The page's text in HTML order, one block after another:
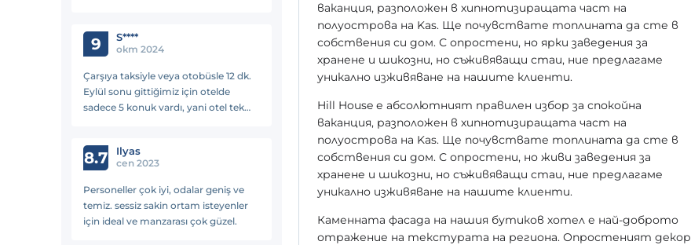
göz önünde bulundurularak.
9 S****
окт 2024
Çarşıya taksiyle veya otobüsle 12 dk.
Eylül sonu gittiğimiz için otelde
sadece 5 konuk vardı, yani otel tek
konumu müthiş
8.7 Ilyas
сеп 2023
Personeller çok iyi, odalar geniş ve
temiz. sessiz sakin ortam isteyenler
için ideal ve manzarası çok güzel.
ваканция, разположен в хипнотизиращата част на
полуострова на Kas. Ще почувствате топлината да сте в
собствения си дом. С опростени, но ярки заведения за
хранене и шикозни, но съживяващи стаи, ние предлагаме
уникално изживяване на нашите клиенти.
Hill House е абсолютният правилен избор за спокойна
ваканция, разположен в хипнотизиращата част на
полуострова на Kas. Ще почувствате топлината да сте в
собствения си дом. С опростени, но живи заведения за
хранене и шикозни, но съживяващи стаи, ние предлагаме
уникално изживяване на нашите клиенти.
Каменната фасада на нашия бутиков хотел е най-доброто
отражение на текстурата на региона. Опростеният декор